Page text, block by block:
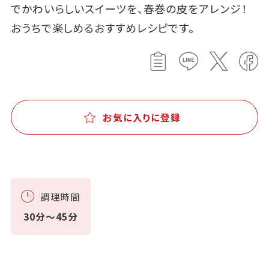
でかわいらしいスイーツを、春巻の皮をアレンジ！
おうちで楽しめるおすすめレシピです。
お気に入りに登録
調理時間
30分～45分